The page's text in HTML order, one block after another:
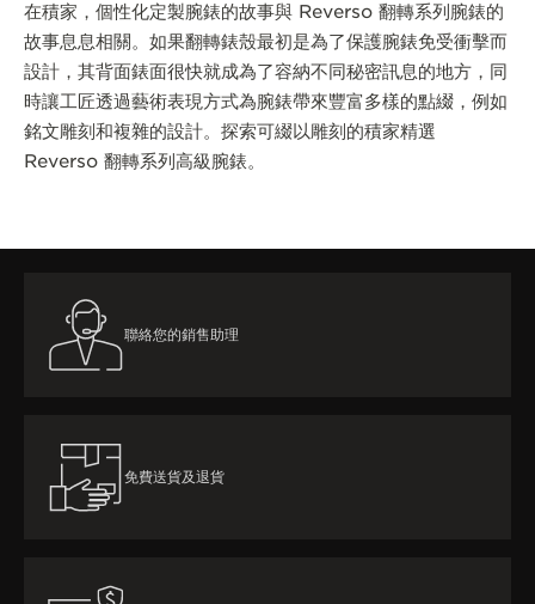
在積家，個性化定製腕錶的故事與 Reverso 翻轉系列腕錶的
故事息息相關。如果翻轉錶殼最初是為了保護腕錶免受衝擊而
設計，其背面錶面很快就成為了容納不同秘密訊息的地方，同
時讓工匠透過藝術表現方式為腕錶帶來豐富多樣的點綴，例如
銘文雕刻和複雜的設計。探索可綴以雕刻的積家精選
Reverso 翻轉系列高級腕錶。
聯絡您的銷售助理
免費送貨及退貨